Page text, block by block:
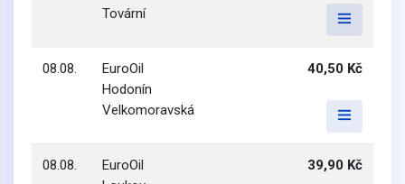
Tovární
08.08.
EuroOil
Hodonín
Velkomoravská
40,50 Kč
08.08.
EuroOil
39,90 Kč